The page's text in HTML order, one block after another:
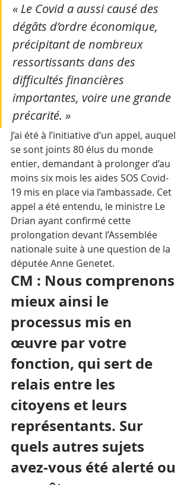
« Le Covid a aussi causé des
dégâts d’ordre économique,
précipitant de nombreux
ressortissants dans des
difficultés financières
importantes, voire une grande
précarité. »
J’ai été à l’initiative d’un appel, auquel
se sont joints 80 élus du monde
entier, demandant à prolonger d’au
moins six mois les aides SOS Covid-
19 mis en place via l’ambassade. Cet
appel a été entendu, le ministre Le
Drian ayant confirmé cette
prolongation devant l’Assemblée
nationale suite à une question de la
députée Anne Genetet.
CM : Nous comprenons
mieux ainsi le
processus mis en
œuvre par votre
fonction, qui sert de
relais entre les
citoyens et leurs
représentants. Sur
quels autres sujets
avez-vous été alerté ou